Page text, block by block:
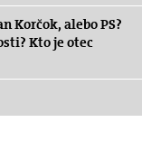
Korčok, alebo PS?
Kto je otec